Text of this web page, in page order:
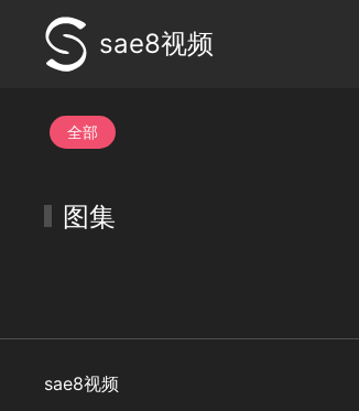
sae8视频
全部
图集
sae8视频